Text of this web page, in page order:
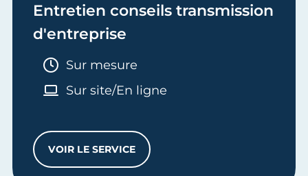
Entretien conseils transmission
d'entreprise
Durée :
Sur mesure
Sur site/En ligne
VOIR LE SERVICEENTRETIEN CONSEILS TRANSMISSION